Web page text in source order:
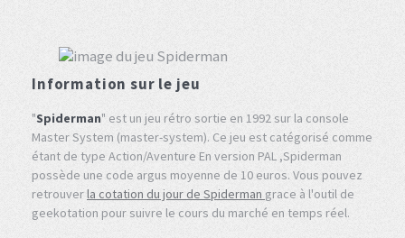
Information sur le jeu
"Spiderman" est un jeu rétro sortie en 1992 sur la console
Master System (master-system). Ce jeu est catégorisé comme
étant de type Action/Aventure En version PAL ,Spiderman
possède une code argus moyenne de 10 euros. Vous pouvez
retrouverla cotation du jour de Spiderman grace à l'outil de
geekotation pour suivre le cours du marché en temps réel.